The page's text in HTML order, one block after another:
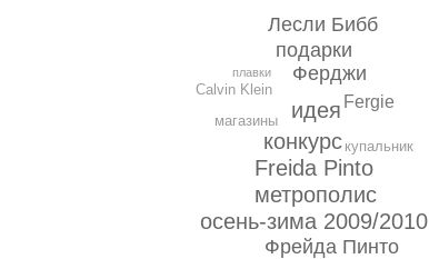
Freida Pinto
метрополис
конкурс
осень-зима 2009/2010
идея
Фрейда Пинто
Ферджи
подарки
Лесли Бибб
Fergie
купальник
магазины
Calvin Klein
плавки